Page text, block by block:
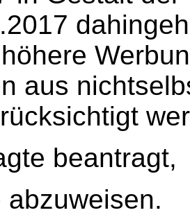
aus
beantragt,
abzuweisen.